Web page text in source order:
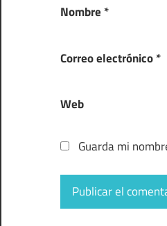
Nombre *
Correo electrónico*
Web
Guarda mi